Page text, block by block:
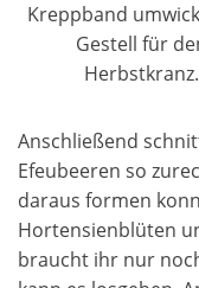
Kreppband
Gestell für
Herbstkranz.
Anschließend
Efeubeeren so
daraus formen
Hortensienblüten
braucht ihr nur